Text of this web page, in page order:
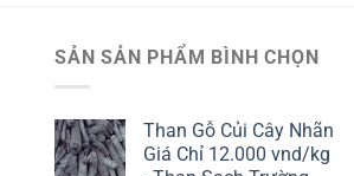
SẢN SẢN PHẨM BÌNH CHỌN
Than Gỗ Củi Cây Nhãn
Giá Chỉ 12.000 vnd/kg